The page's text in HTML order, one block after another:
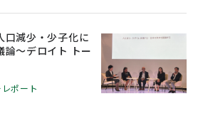
口減少・少子化に
論～デロイト トー
ポート